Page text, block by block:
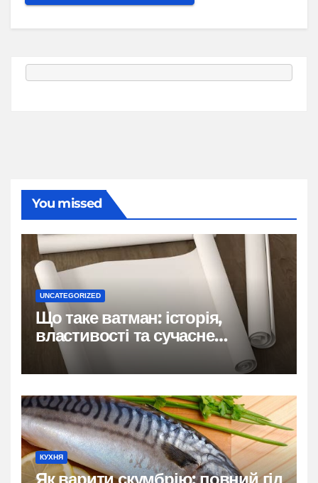
You missed
UNCATEGORIZED
Що таке ватман: історія,
властивості та сучасне
застосування
КУХНЯ